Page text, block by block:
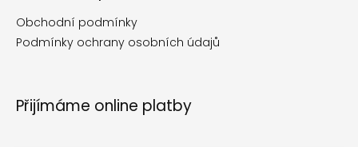
Obchodní podmínky
Podmínky ochrany osobních údajů
Přijímáme online platby